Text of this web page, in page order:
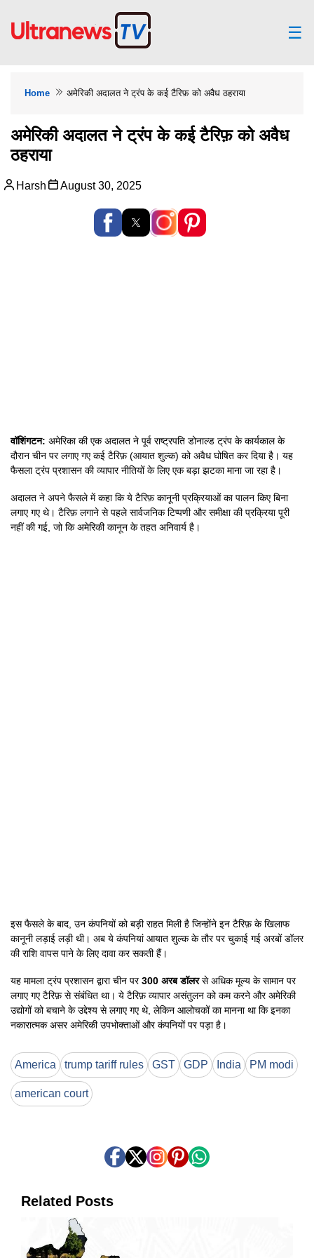
☰
Home अमेरिकी अदालत ने ट्रंप के कई टैरिफ़ को अवैध ठहराया
अमेरिकी अदालत ने ट्रंप के कई टैरिफ़ को अवैध
ठहराया
Harsh August 30, 2025
वॉशिंगटन: अमेरिका की एक अदालत ने पूर्व राष्ट्रपति डोनाल्ड ट्रंप के कार्यकाल के
दौरान चीन पर लगाए गए कई टैरिफ़ (आयात शुल्क) को अवैध घोषित कर दिया है। यह
फैसला ट्रंप प्रशासन की व्यापार नीतियों के लिए एक बड़ा झटका माना जा रहा है।
अदालत ने अपने फैसले में कहा कि ये टैरिफ़ कानूनी प्रक्रियाओं का पालन किए बिना
लगाए गए थे। टैरिफ़ लगाने से पहले सार्वजनिक टिप्पणी और समीक्षा की प्रक्रिया पूरी
नहीं की गई, जो कि अमेरिकी कानून के तहत अनिवार्य है।
इस फैसले के बाद, उन कंपनियों को बड़ी राहत मिली है जिन्होंने इन टैरिफ़ के खिलाफ
कानूनी लड़ाई लड़ी थी। अब ये कंपनियां आयात शुल्क के तौर पर चुकाई गई अरबों डॉलर
की राशि वापस पाने के लिए दावा कर सकती हैं।
यह मामला ट्रंप प्रशासन द्वारा चीन पर300 अरब डॉलरसे अधिक मूल्य के सामान पर
लगाए गए टैरिफ़ से संबंधित था। ये टैरिफ़ व्यापार असंतुलन को कम करने और अमेरिकी
उद्योगों को बचाने के उद्देश्य से लगाए गए थे, लेकिन आलोचकों का मानना था कि इनका
नकारात्मक असर अमेरिकी उपभोक्ताओं और कंपनियों पर पड़ा है।
America trump tariff rules GST GDP India PM modi
american court
Related Posts